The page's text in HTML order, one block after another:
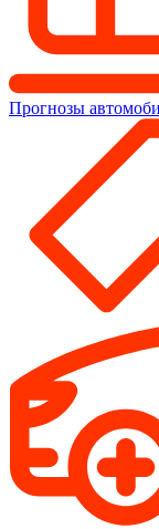
Прогнозы